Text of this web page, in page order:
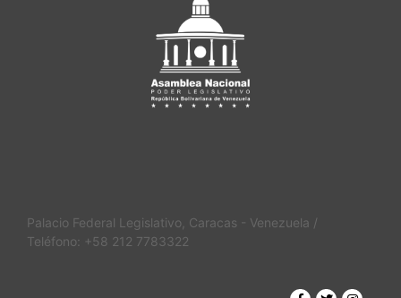
Palacio Federal Legislativo, Caracas - Venezuela /
Teléfono: +58 212 7783322